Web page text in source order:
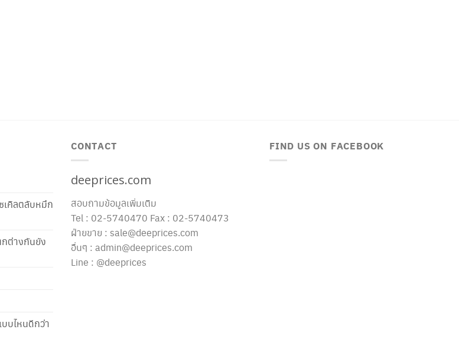
เคิลตลับหมึก
ต่างกันยัง
บไหนดีกว่า
CONTACT
deeprices.com
สอบถามข้อมูลเพิ่มเติม
Tel : 02-5740470 Fax : 02-5740473
ฝ่ายขาย : sale@deeprices.com
อื่นๆ : admin@deeprices.com
Line : @deeprices
FIND US ON FACEBOOK